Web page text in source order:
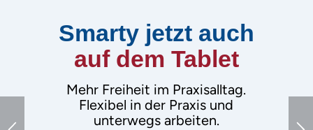
Smarty jetzt auch
auf dem Tablet
Mehr Freiheit im Praxisalltag.
Flexibel in der Praxis und
unterwegs arbeiten.